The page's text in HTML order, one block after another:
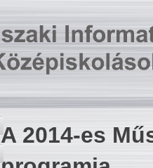
A 2014-es